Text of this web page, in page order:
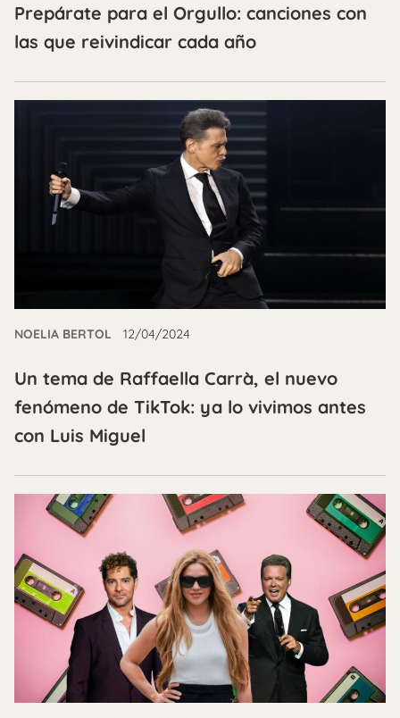
Prepárate para el Orgullo: canciones con
las que reivindicar cada año
NOELIA BERTOL 12/04/2024
Un tema de Raffaella Carrà, el nuevo
fenómeno de TikTok: ya lo vivimos antes
con Luis Miguel